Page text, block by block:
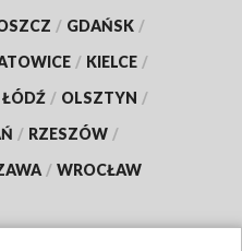
/ GDAŃSK /
/ KIELCE /
ŁÓDŹ / OLSZTYN /
/ RZESZÓW /
/ WROCŁAW